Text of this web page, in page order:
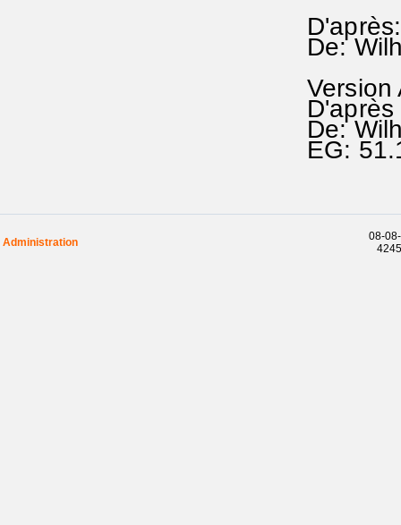
De:
Version
De:
EG:
Administration
08-